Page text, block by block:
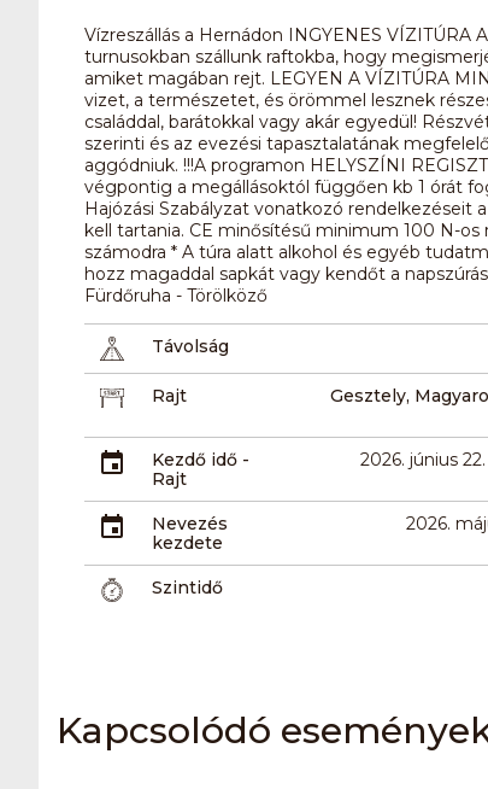
Vízreszállás a Hernádon INGYENES
turnusokban szállunk raftokba, hogy
amiket magában rejt. LEGYEN A VÍZITÚRA
vizet, a természetet, és örömmel lesznek
családdal, barátokkal vagy akár egyedül!
szerinti és az evezési tapasztalatának
aggódniuk. !!!A programon HELYSZÍNI
végpontig a megállásoktól függően kb 1 órát
Hajózási Szabályzat vonatkozó
kell tartania. CE minősítésű minimum 100 N-
számodra * A túra alatt alkohol és egyéb
hozz magaddal sapkát vagy kendőt a
Fürdőruha - Törölköző
Távolság
Rajt Gesztely,
Kezdő idő -
Rajt
2026. június
Nevezés
kezdete
2026.
Szintidő
Kapcsolódó